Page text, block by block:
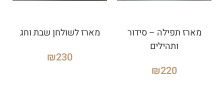
מארז תפילה – סידור
ותהילים
₪220
מארז לשולחן שבת וחג
₪230